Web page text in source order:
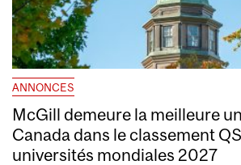
ANNONCES
McGill demeure la meilleure
Canada dans le classement
universités mondiales 2027